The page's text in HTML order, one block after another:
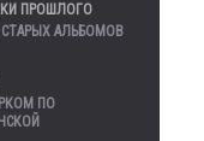
ПРОШЛОГО
СТАРЫХ АЛЬБОМОВ
ПО